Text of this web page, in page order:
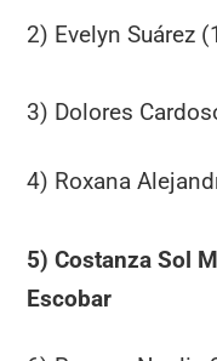
2) Evelyn Suárez
3) Dolores
4) Roxana
5) Costanza Sol
Escobar